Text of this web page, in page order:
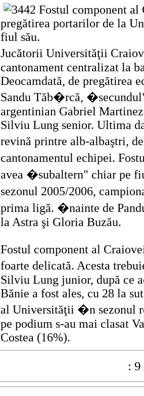
Fostul component al
pregătirea portarilor de la
fiul său.
Jucătorii Universităţii
cantonament centralizat la
Deocamdată, de pregătirea
Sandu Tăb�rcă,
argentinian Gabriel
Silviu Lung senior. Ultima
revină printre alb-albaştri,
cantonamentul echipei.
avea �subaltern" chiar pe
sezonul 2005/2006,
prima ligă. �nainte de
la Astra şi Gloria Buzău.
Fostul component al
foarte delicată. Acesta
Silviu Lung junior, după ce
Bănie a fost ales, cu 28 la
al Universităţii �n sezonul
pe podium s-au mai clasat
Costea (16%).
: